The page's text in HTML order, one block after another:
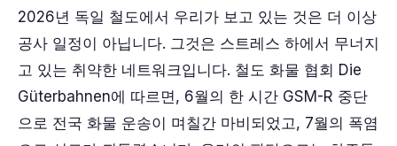
2026년 독일 철도에서 우리가 보고 있는 것은 더 이상
공사 일정이 아닙니다. 그것은 스트레스 하에서 무너지
고 있는 취약한 네트워크입니다. 철도 화물 협회 Die
Güterbahnen에 따르면, 6월의 한 시간 GSM-R 중단
으로 전국 화물 운송이 며칠간 마비되었고, 7월의 폭염